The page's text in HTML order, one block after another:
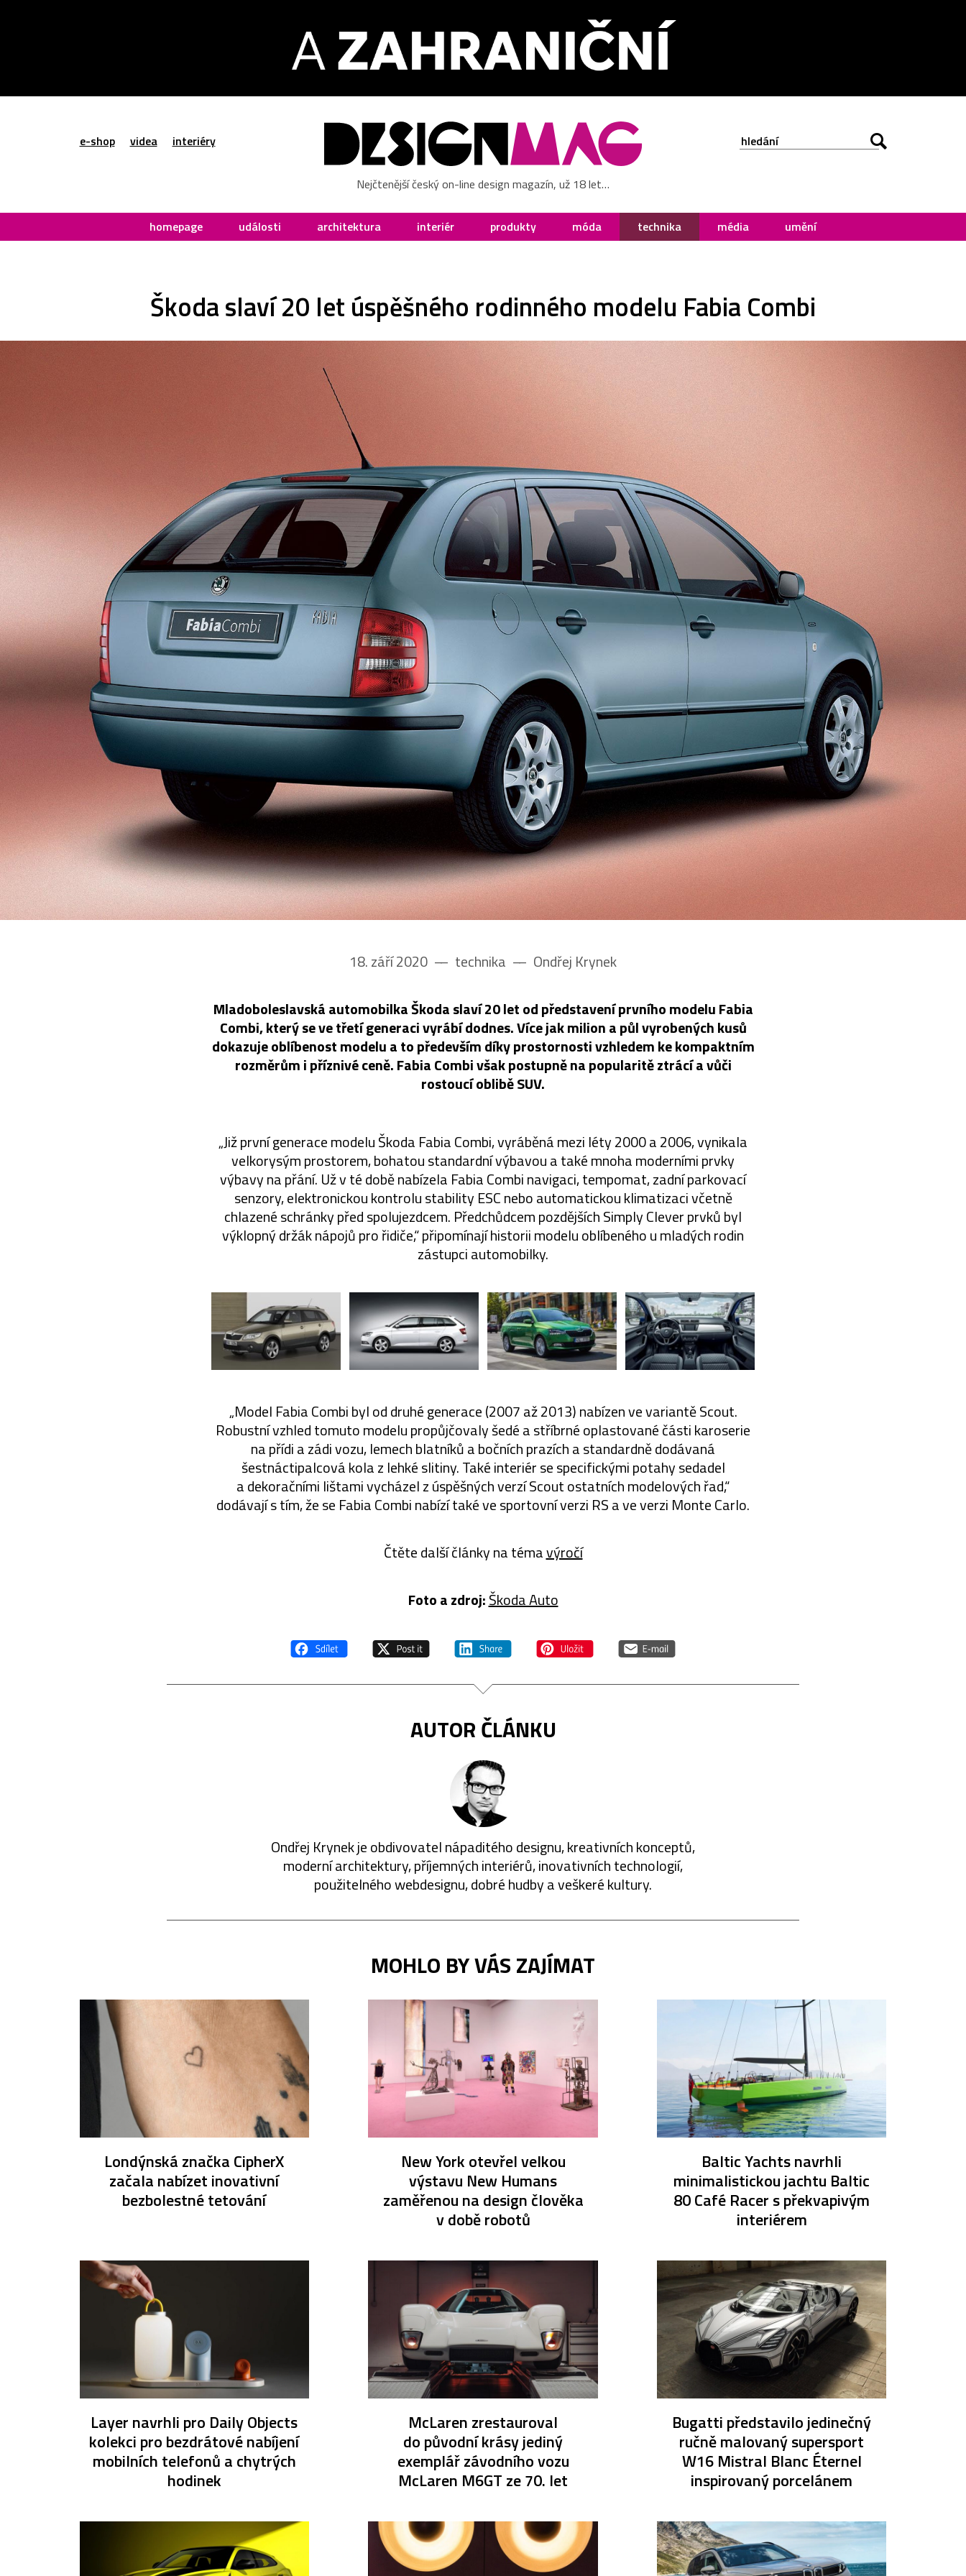
e-shop videa interiéry
Nejčtenější český on-line design magazín, už 18 let…
homepage události architektura interiér produkty móda technika média umění
Škoda slaví 20 let úspěšného rodinného modelu Fabia Combi
18. září 2020 –– technika –– Ondřej Krynek
Mladoboleslavská automobilka Škoda slaví 20 let od představení prvního modelu Fabia
Combi, který se ve třetí generaci vyrábí dodnes. Více jak milion a půl vyrobených kusů
dokazuje oblíbenost modelu a to především díky prostornosti vzhledem ke kompaktním
rozměrům i příznivé ceně. Fabia Combi však postupně na popularitě ztrácí a vůči
rostoucí oblibě SUV.
„Již první generace modelu Škoda Fabia Combi, vyráběná mezi léty 2000 a 2006, vynikala
velkorysým prostorem, bohatou standardní výbavou a také mnoha moderními prvky
výbavy na přání. Už v té době nabízela Fabia Combi navigaci, tempomat, zadní parkovací
senzory, elektronickou kontrolu stability ESC nebo automatickou klimatizaci včetně
chlazené schránky před spolujezdcem. Předchůdcem pozdějších Simply Clever prvků byl
výklopný držák nápojů pro řidiče,“ připomínají historii modelu oblíbeného u mladých rodin
zástupci automobilky.
„Model Fabia Combi byl od druhé generace (2007 až 2013) nabízen ve variantě Scout.
Robustní vzhled tomuto modelu propůjčovaly šedé a stříbrné oplastované části karoserie
na přídi a zádi vozu, lemech blatníků a bočních prazích a standardně dodávaná
šestnáctipalcová kola z lehké slitiny. Také interiér se specifickými potahy sedadel
a dekoračními lištami vycházel z úspěšných verzí Scout ostatních modelových řad,“
dodávají s tím, že se Fabia Combi nabízí také ve sportovní verzi RS a ve verzi Monte Carlo.
Čtěte další články na témavýročí
Foto a zdroj:Škoda Auto
AUTOR ČLÁNKU
Ondřej Krynek je obdivovatel nápaditého designu, kreativních konceptů,
moderní architektury, příjemných interiérů, inovativních technologií,
použitelného webdesignu, dobré hudby a veškeré kultury.
MOHLO BY VÁS ZAJÍMAT
Londýnská značka CipherX
začala nabízet inovativní
bezbolestné tetování
New York otevřel velkou
výstavu New Humans
zaměřenou na design člověka
v době robotů
Baltic Yachts navrhli
minimalistickou jachtu Baltic
80 Café Racer s překvapivým
interiérem
Layer navrhli pro Daily Objects
kolekci pro bezdrátové nabíjení
mobilních telefonů a chytrých
hodinek
McLaren zrestauroval
do původní krásy jediný
exemplář závodního vozu
McLaren M6GT ze 70. let
Bugatti představilo jedinečný
ručně malovaný supersport
W16 Mistral Blanc Éternel
inspirovaný porcelánem